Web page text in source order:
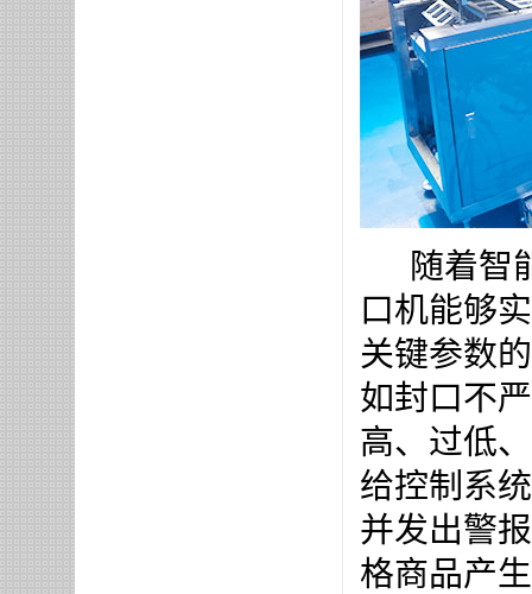
随着智
口机能够
关键参数
如封口不
高、过低
给控制系
并发出警
格商品产